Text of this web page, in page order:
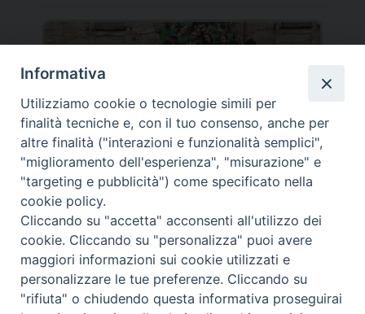
Torna il Campo Missionario Diocesano
_____________________________________________________
_____________________________
DIOCESI DI FANO FOSSOMBRONE CAGLI PERGOLA | Via Roma,
118 - 61032 FANO (PU) |
Tel. 0721 803737 o 826044 | Cod. Fiscale 90003900413
Note legali| Privacy
Informativa
Utilizziamo cookie o tecnologie simili per
finalità tecniche e, con il tuo consenso, anche per
altre finalità ("interazioni e funzionalità semplici",
"miglioramento dell'esperienza", "misurazione" e
"targeting e pubblicità") come specificato nella
cookie policy.
Cliccando su "accetta" acconsenti all'utilizzo dei
cookie. Cliccando su "personalizza" puoi avere
maggiori informazioni sui cookie utilizzati e
personalizzare le tue preferenze. Cliccando su
"rifiuta" o chiudendo questa informativa proseguirai